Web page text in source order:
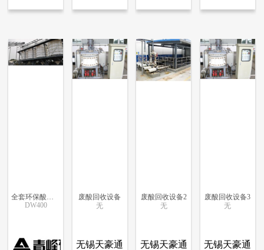
机械设备有
更多信息
矿业有限公
更多信息
公司
更多信息
机械设备有
更多信息
全套环保酸洗设备
DW400
废酸回收设备
无
无锡天豪通
废酸回收设备2
无
无锡天豪通
废酸回收设备3
无
无锡天豪通